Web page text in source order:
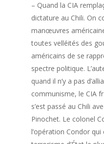
– Quand la CIA
dictature au Chili. On
manœuvres
toutes velléités des
américains de se
spectre politique.
quand il n’y a pas
communisme, le CIA
s’est passé au Chili
Pinochet. Le colonel
l’opération Condor